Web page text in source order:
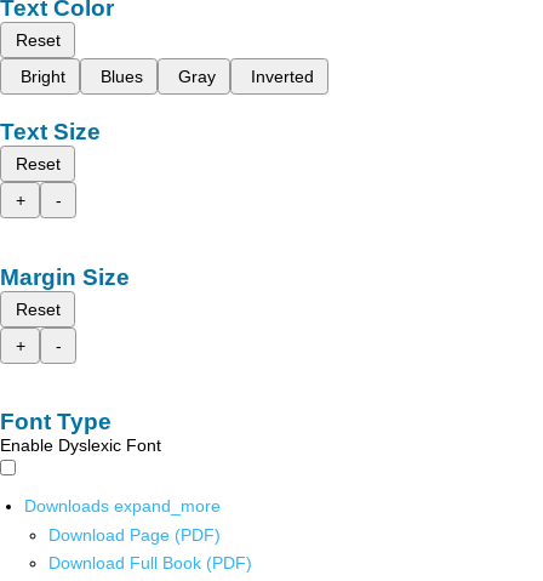
Text Color
Reset
Bright
Blues Gray Inverted
Text Size
Reset
+
-
Margin Size
Reset
+
-
Font Type
Enable Dyslexic Font
Downloads expand_more
Download Page (PDF)
Download Full Book (PDF)